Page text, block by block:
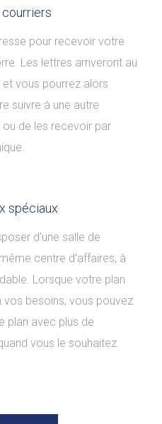
pour recevoir votre
Les lettres arriveront au
vous pourrez alors
suivre à une autre
de les recevoir par
spéciaux
d'une salle de
centre d'affaires, à
Lorsque votre plan
vos besoins, vous pouvez
plan avec plus de
vous le souhaitez.